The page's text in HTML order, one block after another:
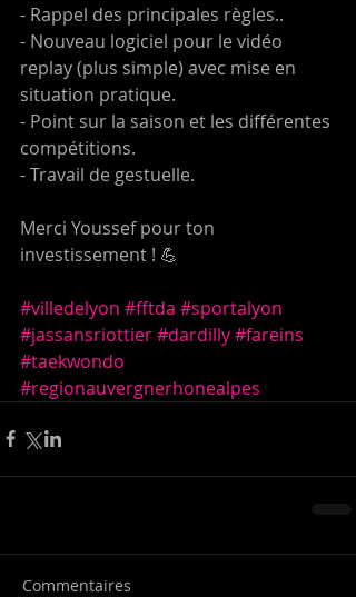
- Rappel des principales règles..
- Nouveau logiciel pour le vidéo
replay (plus simple) avec mise en
situation pratique.
- Point sur la saison et les différentes
compétitions.
- Travail de gestuelle.
Merci Youssef pour ton
investissement ! 💪
#villedelyon #fftda #sportalyon
#jassansriottier#dardilly#fareins
#taekwondo
#regionauvergnerhonealpes
Commentaires